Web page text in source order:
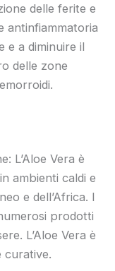
delle ferite e
antinfiammatoria
e a diminuire il
delle zone
L’Aloe Vera è
ambienti caldi e
e dell’Africa. I
prodotti
L’Aloe Vera è
curative.